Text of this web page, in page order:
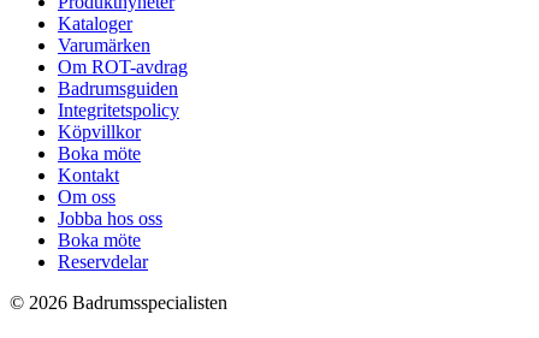
Kataloger
Varumärken
Om ROT-avdrag
Badrumsguiden
Integritetspolicy
Köpvillkor
Boka möte
Kontakt
Om oss
Jobba hos oss
Boka möte
Reservdelar
© 2026 Badrumsspecialisten